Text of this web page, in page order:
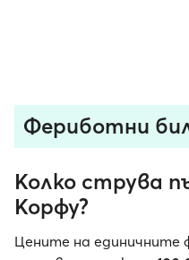
Фериботни
Колко струва
Корфу?
Цените на единичните